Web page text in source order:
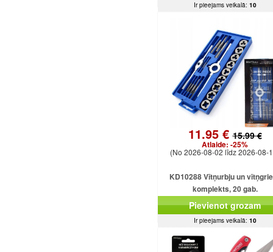
Ir pieejams veikalā: 10
11.95 €15.99 €
Atlaide: -25%
(No 2026-08-02 līdz 2026-08-
KD10288 Vītņurbju un
komplekts, 20 gab.
Pievienot grozam
Ir pieejams veikalā: 10